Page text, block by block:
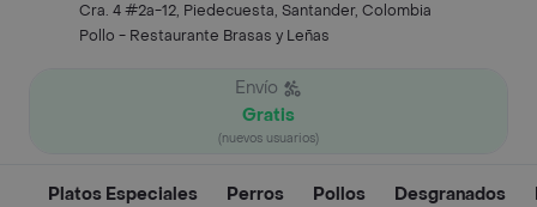
Cra. 4 #2a-12, Piedecuesta, Santander, Colombia
Pollo - Restaurante Brasas y Leñas
Envío
Gratis
(nuevos usuarios)
Platos Especiales Perros Pollos Desgranados